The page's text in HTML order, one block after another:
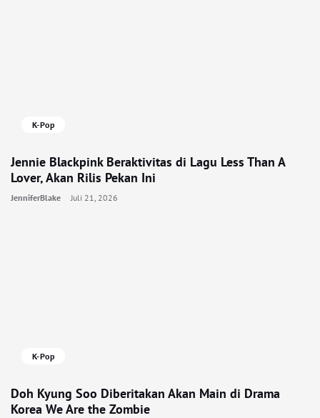
K-Pop
Jennie Blackpink Beraktivitas di Lagu Less Than A
Lover, Akan Rilis Pekan Ini
JenniferBlake Juli 21, 2026
K-Pop
Doh Kyung Soo Diberitakan Akan Main di Drama
Korea We Are the Zombie